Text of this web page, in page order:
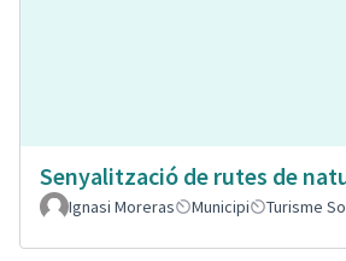
Senyalització de rutes de
Ignasi Moreras
Municipi Turisme